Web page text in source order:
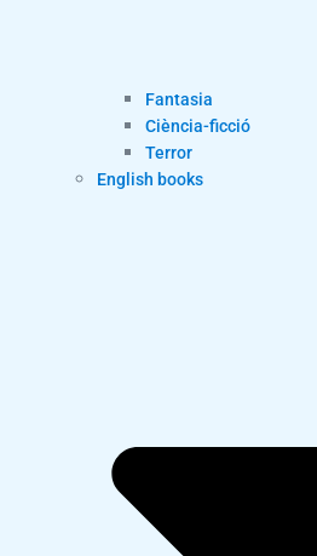
Fantasia
Ciència-ficció
Terror
English books